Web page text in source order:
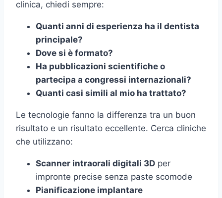
clinica, chiedi sempre:
Quanti anni di esperienza ha il dentista
principale?
Dove si è formato?
Ha pubblicazioni scientifiche o
partecipa a congressi internazionali?
Quanti casi simili al mio ha trattato?
Le tecnologie fanno la differenza tra un buon
risultato e un risultato eccellente. Cerca cliniche
che utilizzano:
Scanner intraorali digitali 3D per
impronte precise senza paste scomode
Pianificazione implantare